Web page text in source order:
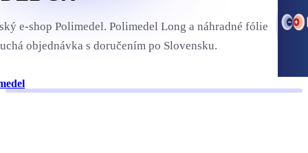
e-shop Polimedel. Polimedel Long a náhradné fólie
objednávka s doručením po Slovensku.